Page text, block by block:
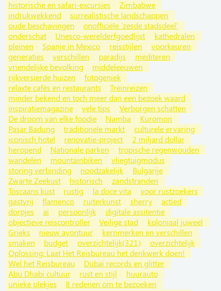
historische en safari-excursies
Zimbabwe
indrukwekkend
surrealistische landschappen
oude beschavingen
onofficiële 'zesde stadsdeel'
onderschat
Unesco-werelderfgoedlijst
kathedralen
pleinen
Spanje in Mexico reisstijlen
voorkeuren
generaties
verschillen paradijs
mediteren
vriendelijke bevolking
middeleeuwen
rijkversierde huizen
fotogeniek
relaxte cafés en restaurants
Treinreizen
minder bekend en toch meer dan een bezoek waard
inspiratiemagazine
vele tips
Verborgen schatten
De droom van elke foodie
Namba
Kuromon
Pasar Badung
traditionele markt
culturele ervaring
iconisch hotel
renovatie-project
2 miljard dollar
heropend
Nationale parken
tropische regenwouden
wandelen
mountainbiken
vliegtuigmodus
storing verbinding
noodzakelijk
Bulgarije
Zwarte Zeekust
historisch
zandstranden
Toscaans kust
rustig la doce vita
voor rustzoekers
gastvrij
flamenco ruiterkunst sherry
actied
dorpjes
ai persoonlijk
digitale assitentie
objectieve reiscontroller
Veilige stad
koloniaal juweel
Grieks
nieuw avontuur
kernmerken en verschillen
smaken
budget overzichtelijk(321)
overzichtelijk
Oplossing: Laat Het Reisbureau het denkwerk doen!
Wel het Reisbureau
Dubai records en glitter
Abu Dhabi cultuur
rust en stijl
huurauto
unieke plekjes
8 redenen om te bezoeken